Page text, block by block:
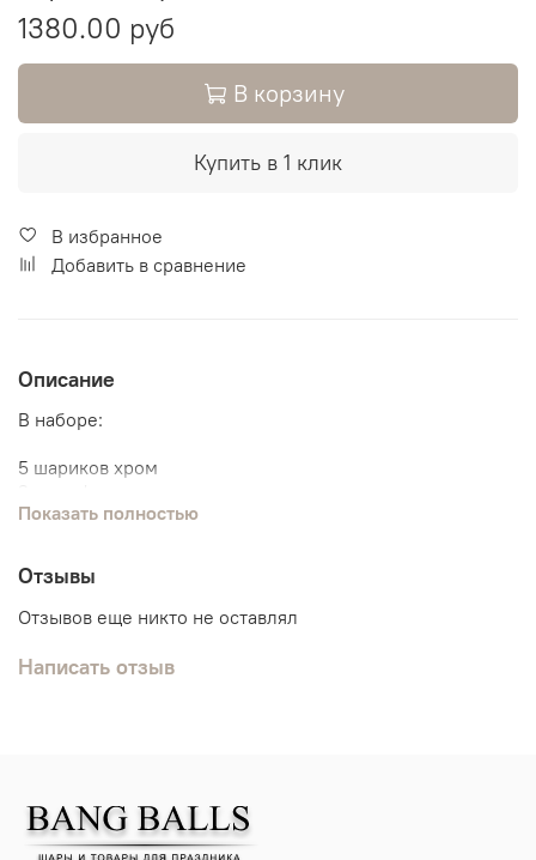
1380.00 руб
В корзину
Купить в 1 клик
В избранное
Добавить в сравнение
Описание
В наборе:
5 шариков хром
Показать полностью
Отзывы
Отзывов еще никто не оставлял
Написать отзыв